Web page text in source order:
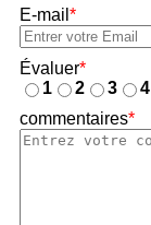
E-mail *
Évaluer*
1
2 3 4
commentaires*